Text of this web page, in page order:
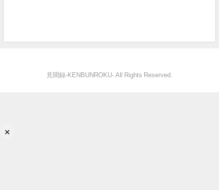
見聞録‐KENBUNROKU- All Rights Reserved.
×